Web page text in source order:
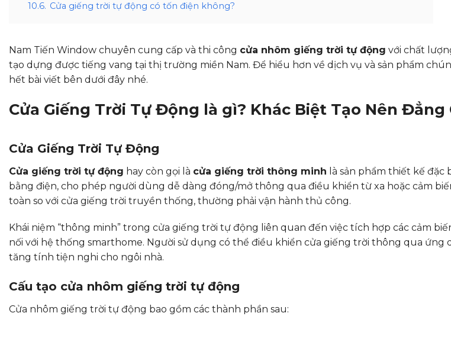
10.6. Cửa giếng trời tự động có tốn điện không?
Nam Tiến Window chuyên cung cấp và thi công cửa nhôm giếng trời tự động với chất
tạo dựng được tiếng vang tại thị trường miền Nam. Để hiểu hơn về dịch vụ và sản phẩm
hết bài viết bên dưới đây nhé.
Cửa Giếng Trời Tự Động là gì? Khác Biệt Tạo Nên Đẳng
Cửa Giếng Trời Tự Động
Cửa giếng trời tự động hay còn gọi là cửa giếng trời thông minh là sản phẩm thiết kế đặc
bằng điện, cho phép người dùng dễ dàng đóng/mở thông qua điều khiển từ xa hoặc cảm
toàn so với cửa giếng trời truyền thống, thường phải vận hành thủ công.
Khái niệm “thông minh” trong cửa giếng trời tự động liên quan đến việc tích hợp các cảm
nối với hệ thống smarthome. Người sử dụng có thể điều khiển cửa giếng trời thông qua ứng
tăng tính tiện nghi cho ngôi nhà.
Cấu tạo cửa nhôm giếng trời tự động
Cửa nhôm giếng trời tự động bao gồm các thành phần sau: